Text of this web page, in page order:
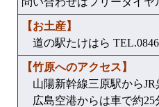
【お土産】
道の駅たけはら TEL.0846
【竹原へのアクセス】
山陽新幹線三原駅からJR
広島空港からは車で約25